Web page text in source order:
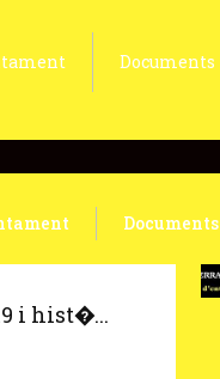
Documents
Documents
i hist�...